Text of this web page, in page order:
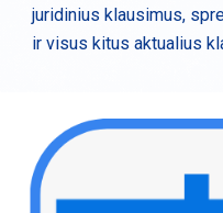
juridinius klausimus,
ir visus kitus aktualius